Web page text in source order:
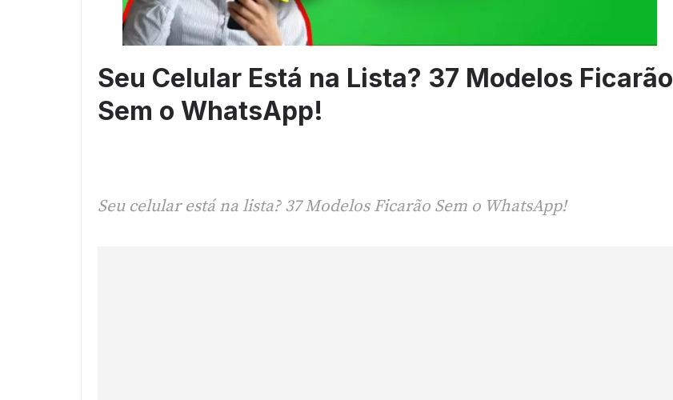
Seu Celular Está na Lista? 37 Modelos Ficarão
Sem o WhatsApp!
Seu celular está na lista? 37 Modelos Ficarão Sem o WhatsApp!